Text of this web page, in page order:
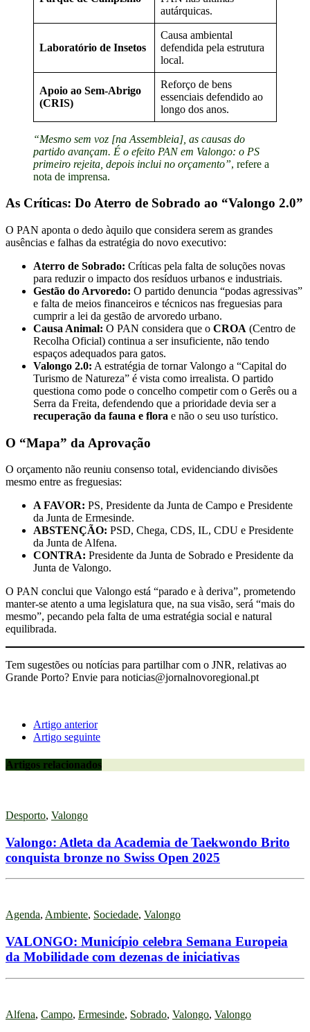
autárquicas.
Laboratório de Insetos
Causa ambiental
defendida pela estrutura
local.
Apoio ao Sem-Abrigo
(CRIS)
Reforço de bens
essenciais defendido ao
longo dos anos.
“Mesmo sem voz [na Assembleia], as causas do
partido avançam. É o efeito PAN em Valongo: o PS
primeiro rejeita, depois inclui no orçamento”, refere a
nota de imprensa.
As Críticas: Do Aterro de Sobrado ao “Valongo 2.0”
O PAN aponta o dedo àquilo que considera serem as grandes
ausências e falhas da estratégia do novo executivo:
Aterro de Sobrado: Críticas pela falta de soluções novas
para reduzir o impacto dos resíduos urbanos e industriais.
Gestão do Arvoredo: O partido denuncia “podas agressivas”
e falta de meios financeiros e técnicos nas freguesias para
cumprir a lei da gestão de arvoredo urbano.
Causa Animal: O PAN considera que o CROA (Centro de
Recolha Oficial) continua a ser insuficiente, não tendo
espaços adequados para gatos.
Valongo 2.0: A estratégia de tornar Valongo a “Capital do
Turismo de Natureza” é vista como irrealista. O partido
questiona como pode o concelho competir com o Gerês ou a
Serra da Freita, defendendo que a prioridade devia ser a
recuperação da fauna e flora e não o seu uso turístico.
O “Mapa” da Aprovação
O orçamento não reuniu consenso total, evidenciando divisões
mesmo entre as freguesias:
A FAVOR: PS, Presidente da Junta de Campo e Presidente
da Junta de Ermesinde.
ABSTENÇÃO: PSD, Chega, CDS, IL, CDU e Presidente
da Junta de Alfena.
CONTRA: Presidente da Junta de Sobrado e Presidente da
Junta de Valongo.
O PAN conclui que Valongo está “parado e à deriva”, prometendo
manter-se atento a uma legislatura que, na sua visão, será “mais do
mesmo”, pecando pela falta de uma estratégia social e natural
equilibrada.
Tem sugestões ou notícias para partilhar com o JNR, relativas ao
Grande Porto? Envie para noticias@jornalnovoregional.pt
Artigo anterior
Artigo seguinte
Artigos relacionados
Desporto, Valongo
Valongo: Atleta da Academia de Taekwondo Brito
conquista bronze no Swiss Open 2025
Agenda, Ambiente, Sociedade, Valongo
VALONGO: Município celebra Semana Europeia
da Mobilidade com dezenas de iniciativas
Alfena, Campo, Ermesinde, Sobrado, Valongo, Valongo